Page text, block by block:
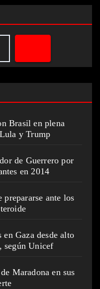
Brasil en plena
y Trump
de Guerrero por
en 2014
ante los
Gaza desde alto
según Unicef
Maradona en sus